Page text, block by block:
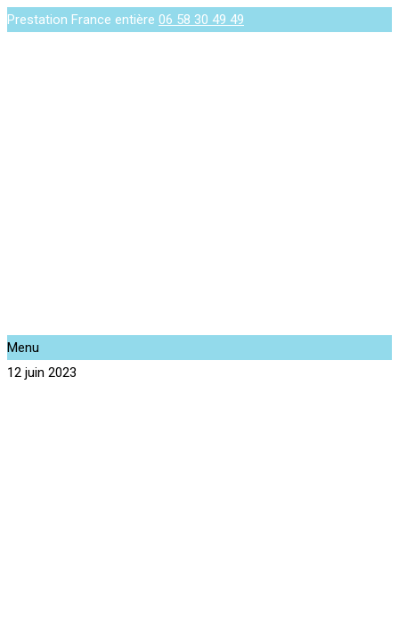
Prestation France entière 06 58 30 49 49
Menu
12 juin 2023